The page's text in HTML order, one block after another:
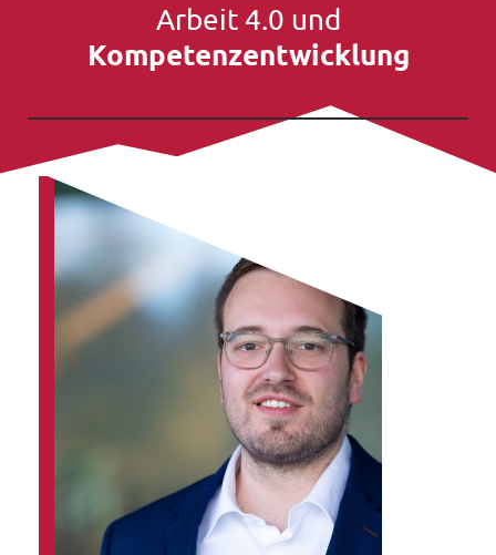
Arbeit 4.0 und
Kompetenzentwicklung